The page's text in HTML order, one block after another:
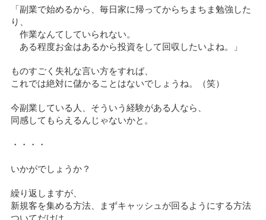
「副業で始めるから、毎日家に帰ってからちまちま勉強した
り、
作業なんてしていられない。
ある程度お金はあるから投資をして回収したいよね。」
ものすごく失礼な言い方をすれば、
これでは絶対に儲かることはないでしょうね。（笑）
今副業している人、そういう経験がある人なら、
同感してもらえるんじゃないかと。
・・・・
いかがでしょうか？
繰り返しますが、
新規客を集める方法、まずキャッシュが回るようにする方法